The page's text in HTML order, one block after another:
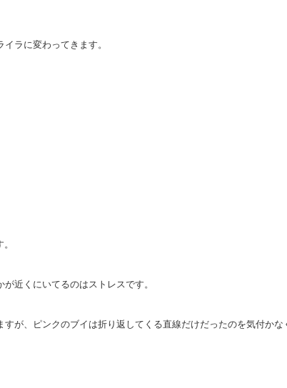
ラに変わってきます。
近くにいてるのはストレスです。
が、ピンクのブイは折り返してくる直線だけだったのを気付か